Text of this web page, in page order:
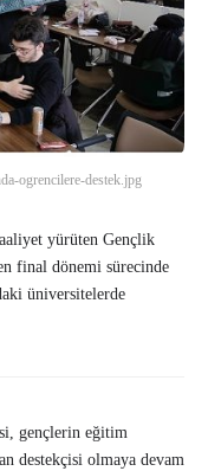
ogrencilere-destek.jpg
yürüten Gençlik
final dönemi sürecinde
üniversitelerde
gençlerin eğitim
destekçisi olmaya devam